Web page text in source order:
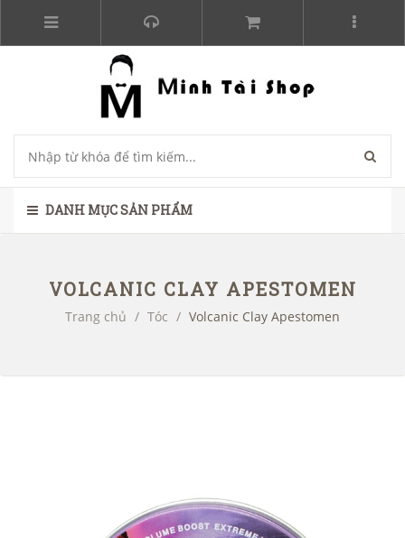
DANH MỤC SẢN PHẨM
VOLCANIC CLAY APESTOMEN
Trang chủ / Tóc / Volcanic Clay Apestomen